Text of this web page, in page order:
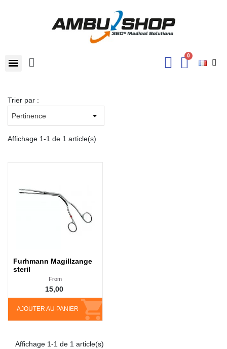
Trier par :
Affichage 1-1 de 1 article(s)
Furhmann Magillzange
steril
AJOUTER AU PANIER
From
15,00
Affichage 1-1 de 1 article(s)